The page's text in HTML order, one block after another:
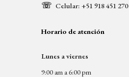
☏ Celular: +51 918 451 270
Horario de atención
Lunes a viernes
9:00 am a 6:00 pm